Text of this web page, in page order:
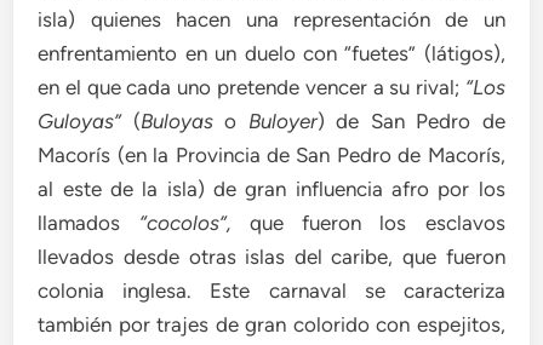
isla) quienes hacen una representación de un
enfrentamiento en un duelo con “fuetes” (látigos),
en el que cada uno pretende vencer a su rival; “Los
Guloyas”(Buloyaso Buloyer) de San Pedro de
Macorís (en la Provincia de San Pedro de Macorís,
al este de la isla) de gran influencia afro por los
llamados “cocolos”, que fueron los esclavos
llevados desde otras islas del caribe, que fueron
colonia inglesa. Este carnaval se caracteriza
también por trajes de gran colorido con espejitos,